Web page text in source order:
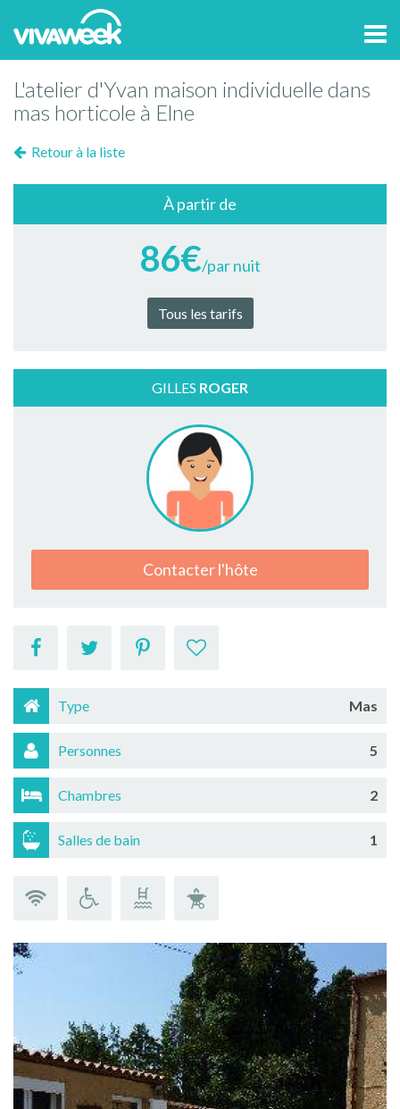
L'atelier d'Yvan maison individuelle dans
mas horticole à Elne
Retour à la liste
À partir de
86€/par nuit
Tous les tarifs
GILLES ROGER
Contacter l'hôte
Type Mas
Personnes 5
Chambres 2
Salles de bain 1